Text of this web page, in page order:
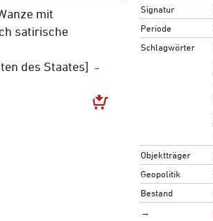
mit
satirische
des Staates]
Signatur
Periode
Schlagwörter
Objektträger
Geopolitik
Bestand
→